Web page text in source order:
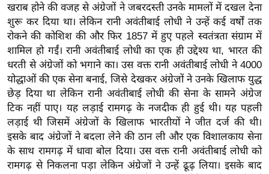
इ
फ
स्टा
इ
ल
टे
क्नॉ
लॉ
जी
ब्यू
टी
खराब होने की वजह से अंग्रेजों ने जबरदस्ती उनके मामलों में दखल देना
शुरू कर दिया था। लेकिन रानी अवंतीबाई लोधी ने उन्हें कई वर्षों तक
रोकने की कोशिश की और फिर 1857 में हुए पहले स्वतंत्रता संग्राम में
शामिल हो गईं। रानी अवंतीबाई लोधी का एक ही उद्देश्य था, भारत की
धरती से अंग्रेजों को भगाने का। उस वक्त रानी अवंतीबाई लोधी ने 4000
योद्धाओं की एक सेना बनाई, जिसे देखकर अंग्रेजों ने उनके खिलाफ युद्ध
छेड़ दिया था लेकिन रानी अवंतीबाई लोधी की सेना के सामने अंग्रेज
टिक नहीं पाए। यह लड़ाई रामगढ़ के नजदीक ही हुई थी। यह पहली
लड़ाई थी जिसमें अंग्रेजों के खिलाफ भारतीयों ने जीत दर्ज की थी।
इसके बाद अंग्रेजों ने बदला लेने की ठान ली और एक विशालकाय सेना
के साथ रामगढ़ में धावा बोल दिया। उस वक्त रानी अवंतीबाई लोधी को
रामगढ़ से निकलना पड़ा लेकिन अंग्रेजों ने उन्हें ढूढ़ लिया। इसके बाद